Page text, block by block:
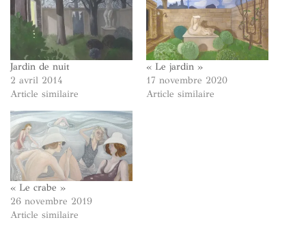
Jardin de nuit
2 avril 2014
Article similaire
« Le jardin »
17 novembre 2020
Article similaire
« Le crabe »
26 novembre 2019
Article similaire